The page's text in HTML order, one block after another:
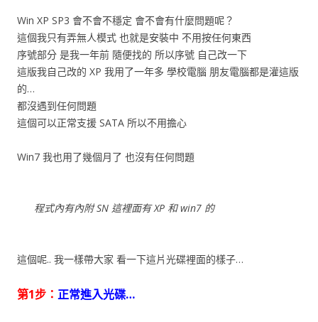
Win XP SP3 會不會不穩定 會不會有什麼問題呢？
這個我只有弄無人模式 也就是安裝中 不用按任何東西
序號部分 是我一年前 隨便找的 所以序號 自己改一下
這版我自己改的 XP 我用了一年多 學校電腦 朋友電腦都是灌這版
的…
都沒遇到任何問題
這個可以正常支援 SATA 所以不用擔心
Win7 我也用了幾個月了 也沒有任何問題
程式內有內附 SN 這裡面有 XP 和 win7 的
這個呢.. 我一樣帶大家 看一下這片光碟裡面的樣子…
第1步： 正常進入光碟…